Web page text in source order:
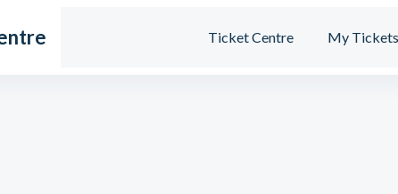
Ticket Centre My Tickets